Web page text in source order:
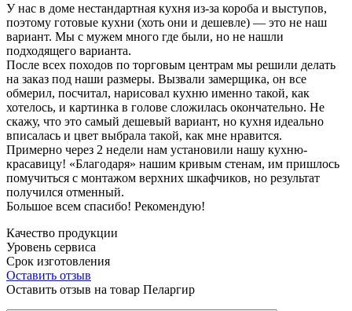
У нас в доме нестандартная кухня из-за короба и выступов,
поэтому готовые кухни (хоть они и дешевле) — это не наш
вариант. Мы с мужем много где были, но не нашли
подходящего варианта.
После всех походов по торговым центрам мы решили делать
на заказ под наши размеры. Вызвали замерщика, он все
обмерил, посчитал, нарисовал кухню именно такой, как
хотелось, и картинка в голове сложилась окончательно. Не
скажу, что это самый дешевый вариант, но кухня идеально
вписалась и цвет выбрала такой, как мне нравится.
Примерно через 2 недели нам установили нашу кухню-
красавицу! «Благодаря» нашим кривым стенам, им пришлось
помучиться с монтажом верхних шкафчиков, но результат
получился отменный.
Большое всем спасибо! Рекомендую!
Качество продукции
Уровень сервиса
Срок изготовления
Оставить отзыв
Оставить отзыв на товар Пеларгир